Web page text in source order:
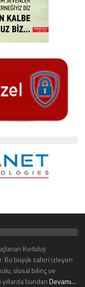
Kurtuluş
Bu büyük zaferi izleyen
ulusal bilinç ve
bundanDevamı...